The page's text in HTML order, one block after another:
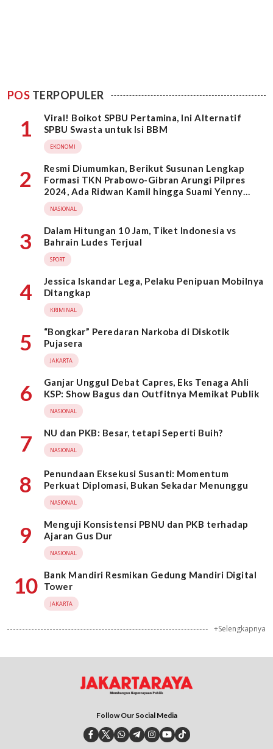
POS TERPOPULER
1
Viral! Boikot SPBU Pertamina, Ini Alternatif
SPBU Swasta untuk Isi BBM
EKONOMI
2
Resmi Diumumkan, Berikut Susunan Lengkap
Formasi TKN Prabowo-Gibran Arungi Pilpres
2024, Ada Ridwan Kamil hingga Suami Yenny
Wahid
NASIONAL
3
Dalam Hitungan 10 Jam, Tiket Indonesia vs
Bahrain Ludes Terjual
SPORT
4
Jessica Iskandar Lega, Pelaku Penipuan Mobilnya
Ditangkap
KRIMINAL
5
“Bongkar” Peredaran Narkoba di Diskotik
Pujasera
JAKARTA
6
Ganjar Unggul Debat Capres, Eks Tenaga Ahli
KSP: Show Bagus dan Outfitnya Memikat Publik
NASIONAL
7 NU dan PKB: Besar, tetapi Seperti Buih?
NASIONAL
8
Penundaan Eksekusi Susanti: Momentum
Perkuat Diplomasi, Bukan Sekadar Menunggu
NASIONAL
9
Menguji Konsistensi PBNU dan PKB terhadap
Ajaran Gus Dur
NASIONAL
10
Bank Mandiri Resmikan Gedung Mandiri Digital
Tower
JAKARTA
+Selengkapnya
Follow Our Social Media